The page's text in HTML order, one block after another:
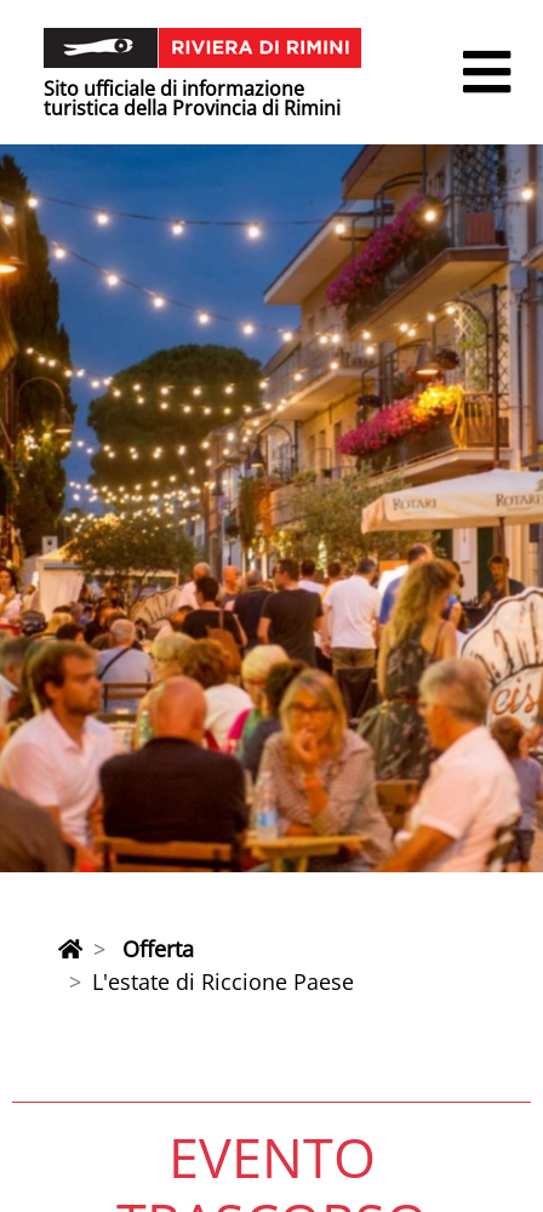
Sito ufficiale di informazione
turistica della Provincia di Rimini
Offerta
L'estate di Riccione Paese
EVENTO